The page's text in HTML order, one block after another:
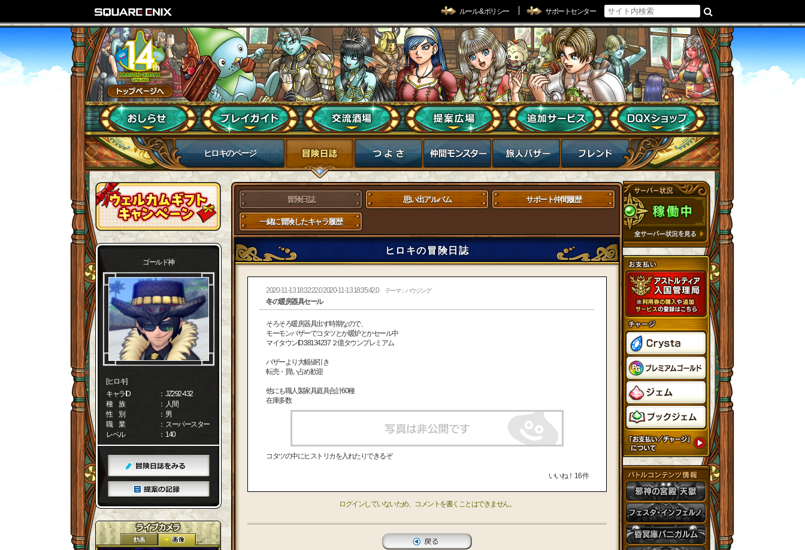
ルール & ポリシー サポートセンター
ヒロキのページ
ゴールド神
[ヒロキ]
キャラID
： JZ292-432
種 族
： 人間
性 別
： 男
職 業
： スーパースター
レベル
： 140
冒険日誌 思い出アルバム サポート仲間履歴
一緒に冒険したキャラ履歴
ヒロキの冒険日誌
2020-11-13 18:32:22.0 2020-11-13 18:35:42.0 テーマ：ハウジング
冬の暖房器具セール
そろそろ暖房器具出す時期なので、
モーモンバザーでコタツとか暖炉とかセール中
マイタウンID:38134237 ２億タウンプレミアム
バザーより大幅値引き
転売・買い占め歓迎
他にも職人製家具庭具合計60種
在庫多数
コタツの中にヒストリカを入れたりできるぞ
いいね！ 16件
ログインしていないため、コメントを書くことはできません。